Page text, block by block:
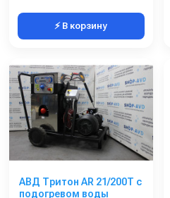
⚡ В корзину
АВД Тритон AR 21/200Т с
подогревом воды